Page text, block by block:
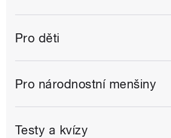
Pro děti
Pro národnostní menšiny
Testy a kvízy